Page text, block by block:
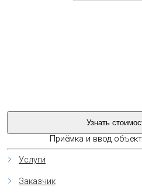
Приёмка и ввод
Услуги
Заказчик